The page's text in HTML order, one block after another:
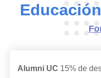
Alumni UC 15% de